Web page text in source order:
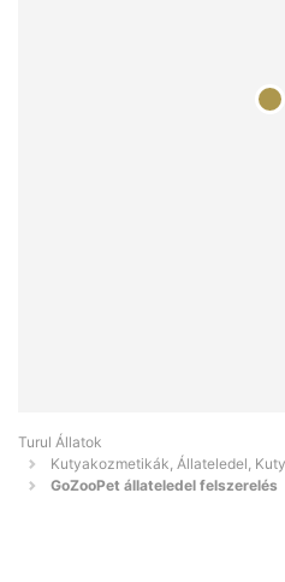
Turul Állatok
Kutyakozmetikák, Állateledel,
GoZooPet állateledel felszerelés